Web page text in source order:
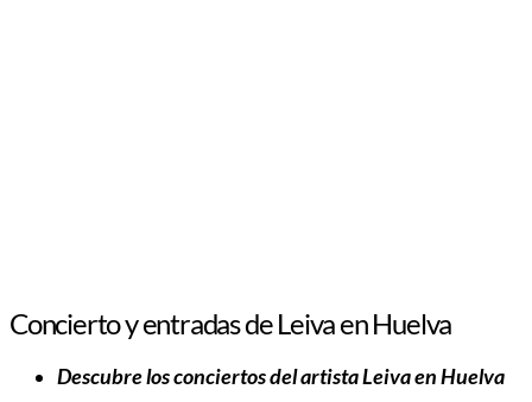
Concierto y entradas de Leiva en Huelva
Descubre los conciertos del artista Leiva en Huelva